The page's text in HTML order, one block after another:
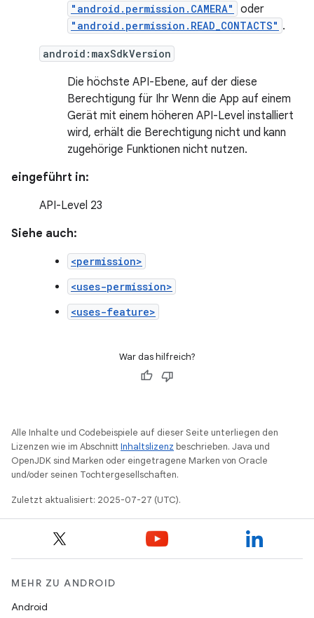
"android.permission.CAMERA" oder
"android.permission.READ_CONTACTS" .
android:maxSdkVersion
Die höchste API-Ebene, auf der diese
Berechtigung für Ihr Wenn die App auf einem
Gerät mit einem höheren API-Level installiert
wird, erhält die Berechtigung nicht und kann
zugehörige Funktionen nicht nutzen.
eingeführt in:
API-Level 23
Siehe auch:
<permission>
<uses-permission>
<uses-feature>
War das hilfreich?
Alle Inhalte und Codebeispiele auf dieser Seite unterliegen den
Lizenzen wie im AbschnittInhaltslizenz beschrieben. Java und
OpenJDK sind Marken oder eingetragene Marken von Oracle
und/oder seinen Tochtergesellschaften.
Zuletzt aktualisiert: 2025-07-27 (UTC).
MEHR ZU ANDROID
Android